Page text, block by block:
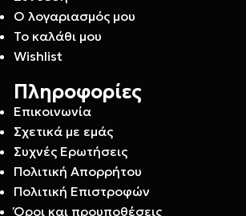
Ο λογαριασμός μου
Το καλάθι μου
Wishlist
Πληροφορίες
Επικοινωνία
Σχετικά με εμάς
Συχνές Ερωτήσεις
Πολιτική Απορρήτου
Πολιτική Επιστροφών
Όροι και προυποθέσεις